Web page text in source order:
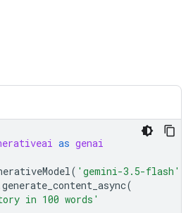
as genai
( 'gemini-3.5-flash'
generate_content_async(
in 100 words'